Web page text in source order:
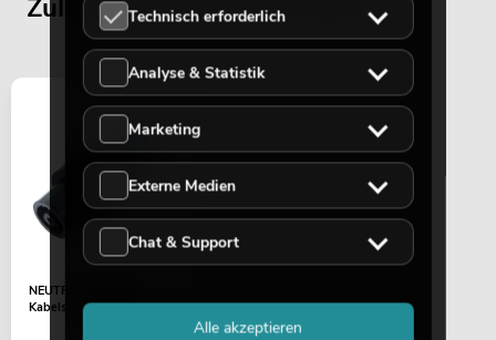
Zuletzt angesehene Artikel
NEUTRIK Speakon
Kabelstecker 8pol NL8FC
Technisch erforderlich
Analyse & Statistik
Marketing
Externe Medien
Chat & Support
Alle akzeptieren